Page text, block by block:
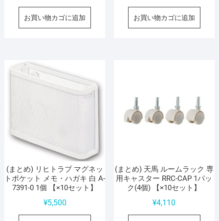
お買い物カゴに追加 お買い物カゴに追加
(まとめ) リヒトラブ マグネッ
トポケット メモ・ハガキ 白 A-
7391-0 1個 【×10セット】
¥5,500
(まとめ) 天馬 ルームラック 専
用キャスター RRC-CAP 1パッ
ク(4個) 【×10セット】
¥4,110